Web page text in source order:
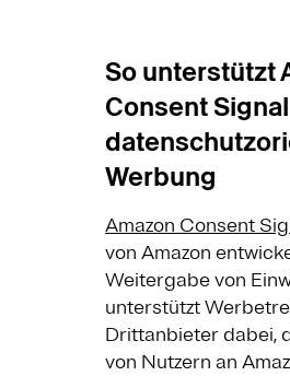
So unterstützt
Consent Signal
Werbung
Amazon Consent
von Amazon
Weitergabe von
unterstützt
Drittanbieter dabei,
von Nutzern an